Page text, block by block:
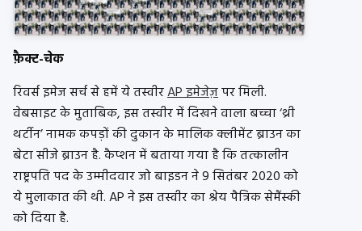
फ़ैक्ट-चेक
रिवर्स इमेज सर्च से हमें ये तस्वीरAP इमेजेज़पर मिली.
वेबसाइट के मुताबिक, इस तस्वीर में दिखने वाला बच्चा ‘थ्री
थर्टीन’ नामक कपड़ों की दुकान के मालिक क्लीमेंट ब्राउन का
बेटा सीजे ब्राउन है. कैप्शन में बताया गया है कि तत्कालीन
राष्ट्रपति पद के उम्मीदवार जो बाइडन ने 9 सितंबर 2020 को
ये मुलाकात की थी. AP ने इस तस्वीर का श्रेय पैत्रिक सेमैंस्की
को दिया है.